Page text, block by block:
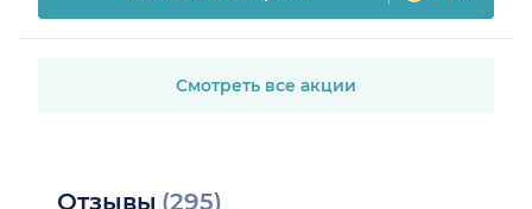
Смотреть все акции
Отзывы (295)